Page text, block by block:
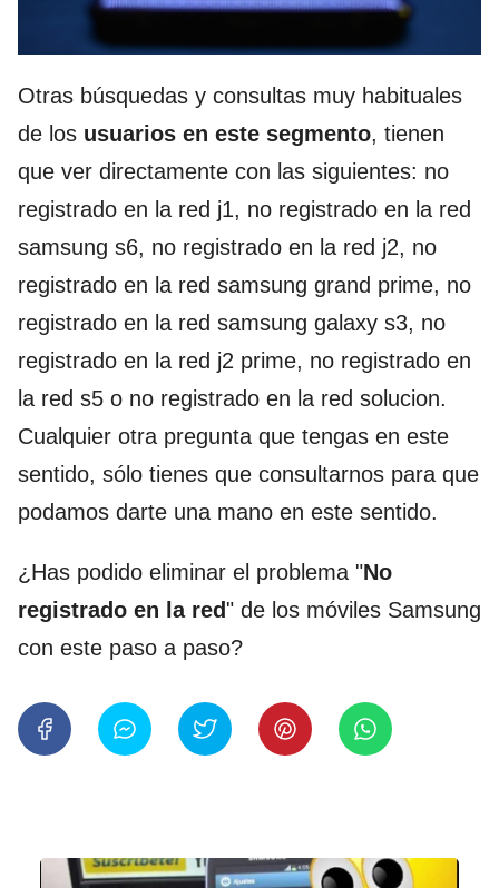
Otras búsquedas y consultas muy habituales
de los usuarios en este segmento, tienen
que ver directamente con las siguientes: no
registrado en la red j1, no registrado en la red
samsung s6, no registrado en la red j2, no
registrado en la red samsung grand prime, no
registrado en la red samsung galaxy s3, no
registrado en la red j2 prime, no registrado en
la red s5 o no registrado en la red solucion.
Cualquier otra pregunta que tengas en este
sentido, sólo tienes que consultarnos para que
podamos darte una mano en este sentido.
¿Has podido eliminar el problema "No
registrado en la red" de los móviles Samsung
con este paso a paso?